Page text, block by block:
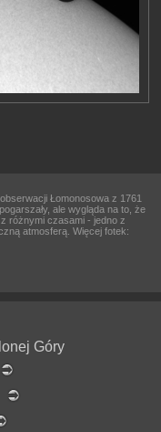
Łomonosowa z 1761
ale wygląda na to, że
różnymi czasami - jedno z
atmosferą. Więcej fotek:
Góry